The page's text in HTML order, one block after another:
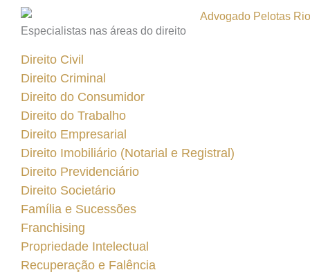
Especialistas nas áreas do direito
Direito Civil
Direito Criminal
Direito do Consumidor
Direito do Trabalho
Direito Empresarial
Direito Imobiliário (Notarial e Registral)
Direito Previdenciário
Direito Societário
Família e Sucessões
Franchising
Propriedade Intelectual
Recuperação e Falência